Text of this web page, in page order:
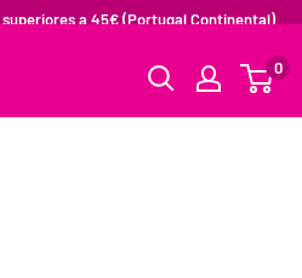
superiores a 45€ (Portugal Continental)
0